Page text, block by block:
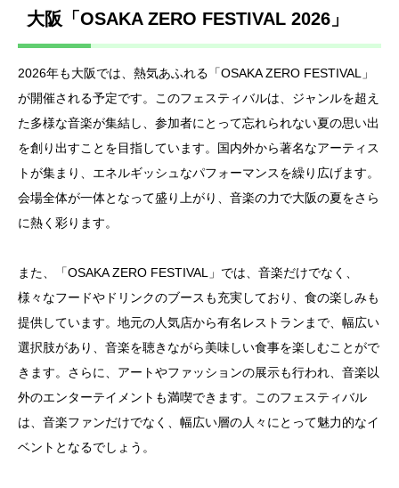
大阪「OSAKA ZERO FESTIVAL 2026」
2026年も大阪では、熱気あふれる「OSAKA ZERO FESTIVAL」
が開催される予定です。このフェスティバルは、ジャンルを超え
た多様な音楽が集結し、参加者にとって忘れられない夏の思い出
を創り出すことを目指しています。国内外から著名なアーティス
トが集まり、エネルギッシュなパフォーマンスを繰り広げます。
会場全体が一体となって盛り上がり、音楽の力で大阪の夏をさら
に熱く彩ります。
また、「OSAKA ZERO FESTIVAL」では、音楽だけでなく、
様々なフードやドリンクのブースも充実しており、食の楽しみも
提供しています。地元の人気店から有名レストランまで、幅広い
選択肢があり、音楽を聴きながら美味しい食事を楽しむことがで
きます。さらに、アートやファッションの展示も行われ、音楽以
外のエンターテイメントも満喫できます。このフェスティバル
は、音楽ファンだけでなく、幅広い層の人々にとって魅力的なイ
ベントとなるでしょう。